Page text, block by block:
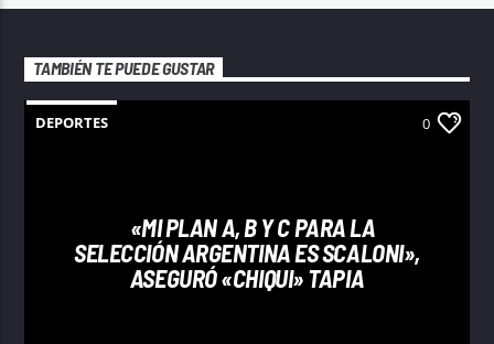
TAMBIÉN TE PUEDE GUSTAR
DEPORTES 0
«MI PLAN A, B Y C PARA LA
SELECCIÓN ARGENTINA ES SCALONI»,
ASEGURÓ «CHIQUI» TAPIA